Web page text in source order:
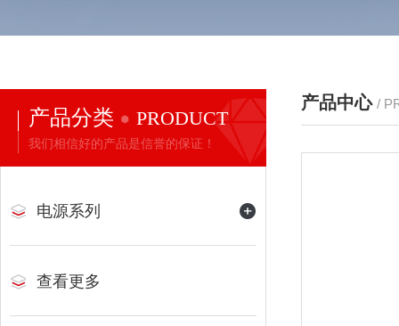
产品分类 PRODUCT
我们相信好的产品是信誉的保证！
电源系列
查看更多
产品中心 /